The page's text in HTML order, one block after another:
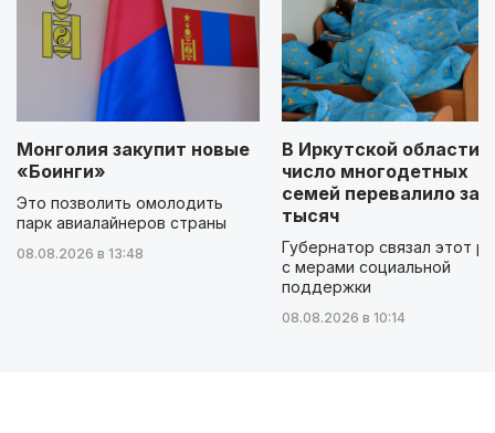
Монголия закупит новые
«Боинги»
Это позволить омолодить
парк авиалайнеров страны
08.08.2026 в 13:48
В Иркутской области
число многодетных
семей перевалило за
тысяч
Губернатор связал этот
с мерами социальной
поддержки
08.08.2026 в 10:14